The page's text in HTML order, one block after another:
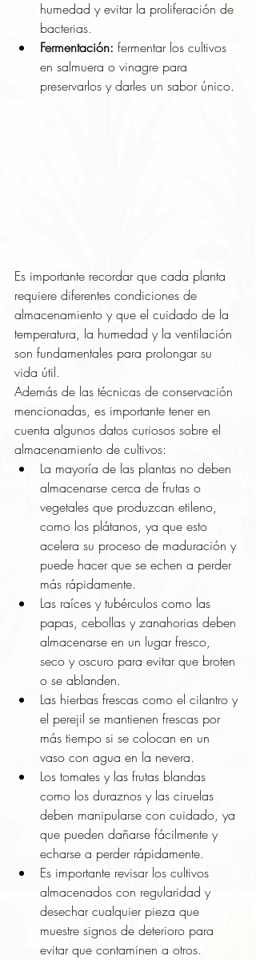
humedad y evitar la proliferación de
bacterias.
Fermentación: fermentar los cultivos
en salmuera o vinagre para
preservarlos y darles un sabor único.
Es importante recordar que cada planta
requiere diferentes condiciones de
almacenamiento y que el cuidado de la
temperatura, la humedad y la ventilación
son fundamentales para prolongar su
vida útil.
Además de las técnicas de conservación
mencionadas, es importante tener en
cuenta algunos datos curiosos sobre el
almacenamiento de cultivos:
La mayoría de las plantas no deben
almacenarse cerca de frutas o
vegetales que produzcan etileno,
como los plátanos, ya que esto
acelera su proceso de maduración y
puede hacer que se echen a perder
más rápidamente.
Las raíces y tubérculos como las
papas, cebollas y zanahorias deben
almacenarse en un lugar fresco,
seco y oscuro para evitar que broten
o se ablanden.
Las hierbas frescas como el cilantro y
el perejil se mantienen frescas por
más tiempo si se colocan en un
vaso con agua en la nevera.
Los tomates y las frutas blandas
como los duraznos y las ciruelas
deben manipularse con cuidado, ya
que pueden dañarse fácilmente y
echarse a perder rápidamente.
Es importante revisar los cultivos
almacenados con regularidad y
desechar cualquier pieza que
muestre signos de deterioro para
evitar que contaminen a otros.